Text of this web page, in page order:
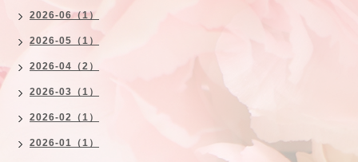
2026-06（1）
2026-05（1）
2026-04（2）
2026-03（1）
2026-02（1）
2026-01（1）